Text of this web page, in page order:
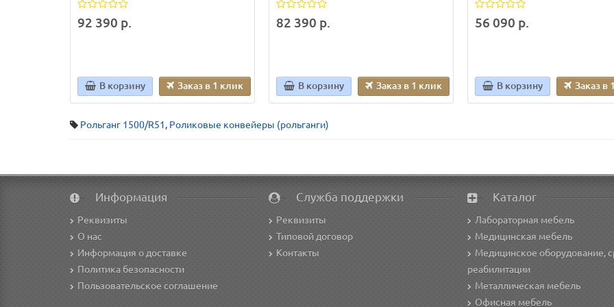
92 390 р.
В корзину Заказ в 1 клик
82 390 р.
В корзину Заказ в 1 клик
56 090 р.
В корзину Заказ в
Рольганг 1500/R51, Роликовые конвейеры (рольганги)
Информация
Реквизиты
О нас
Информация о доставке
Политика безопасности
Пользовательское соглашение
Служба поддержки
Реквизиты
Типовой договор
Контакты
Каталог
Лабораторная мебель
Медицинская мебель
Медицинское оборудование,
реабилитации
Металлическая мебель
Офисная мебель